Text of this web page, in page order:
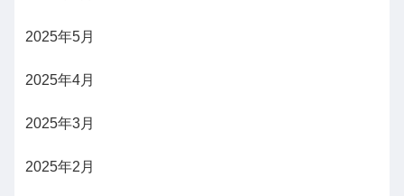
2025年5月
2025年4月
2025年3月
2025年2月